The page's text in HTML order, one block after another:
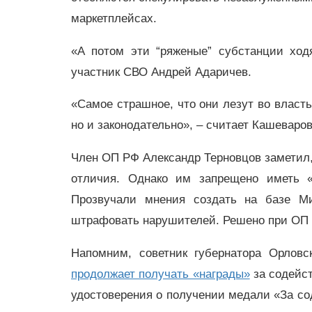
маркетплейсах.
«А потом эти “ряженые” субстанции
участник СВО Андрей Адаричев.
«Самое страшное, что они лезут во
но и законодательно», – считает
Член ОП РФ Александр Терновцов
отличия. Однако им запрещено иметь
Прозвучали мнения создать на базе
штрафовать нарушителей. Решено при ОП
Напомним, советник губернатора
продолжает получать «награды»за
удостоверения о получении медали «За